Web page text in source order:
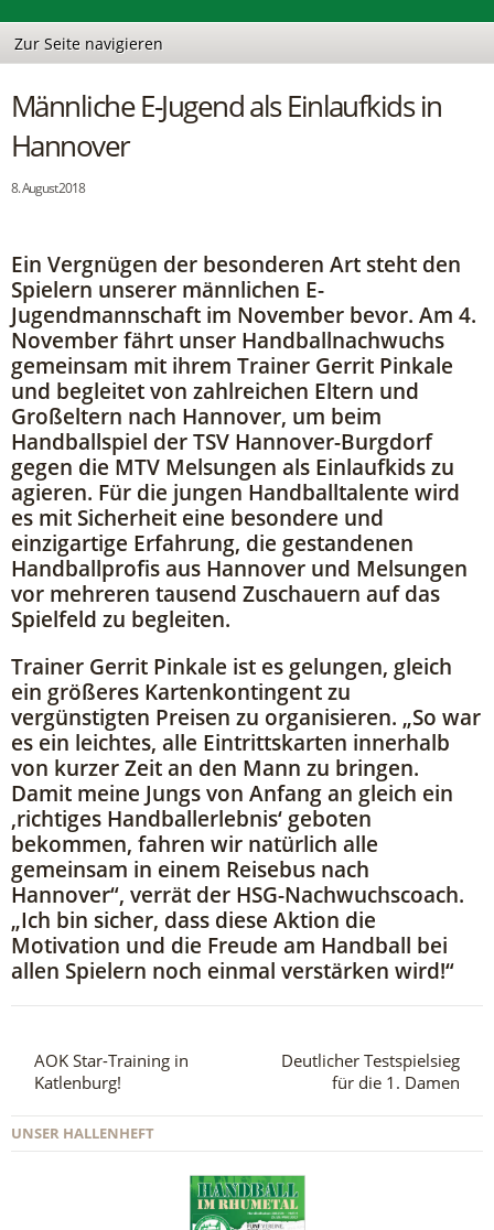
Männliche E-Jugend als Einlaufkids in
Hannover
8. August 2018
Ein Vergnügen der besonderen Art steht den
Spielern unserer männlichen E-
Jugendmannschaft im November bevor. Am 4.
November fährt unser Handballnachwuchs
gemeinsam mit ihrem Trainer Gerrit Pinkale
und begleitet von zahlreichen Eltern und
Großeltern nach Hannover, um beim
Handballspiel der TSV Hannover-Burgdorf
gegen die MTV Melsungen als Einlaufkids zu
agieren. Für die jungen Handballtalente wird
es mit Sicherheit eine besondere und
einzigartige Erfahrung, die gestandenen
Handballprofis aus Hannover und Melsungen
vor mehreren tausend Zuschauern auf das
Spielfeld zu begleiten.
Trainer Gerrit Pinkale ist es gelungen, gleich
ein größeres Kartenkontingent zu
vergünstigten Preisen zu organisieren. „So war
es ein leichtes, alle Eintrittskarten innerhalb
von kurzer Zeit an den Mann zu bringen.
Damit meine Jungs von Anfang an gleich ein
,richtiges Handballerlebnis‘ geboten
bekommen, fahren wir natürlich alle
gemeinsam in einem Reisebus nach
Hannover“, verrät der HSG-Nachwuchscoach.
„Ich bin sicher, dass diese Aktion die
Motivation und die Freude am Handball bei
allen Spielern noch einmal verstärken wird!“
AOK Star-Training in
Katlenburg!
Deutlicher Testspielsieg
für die 1. Damen
UNSER HALLENHEFT